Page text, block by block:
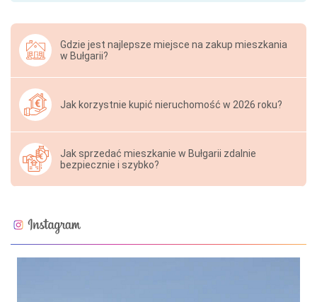
Gdzie jest najlepsze miejsce na zakup mieszkania
w Bułgarii?
Jak korzystnie kupić nieruchomość w 2026 roku?
Jak sprzedać mieszkanie w Bułgarii zdalnie
bezpiecznie i szybko?